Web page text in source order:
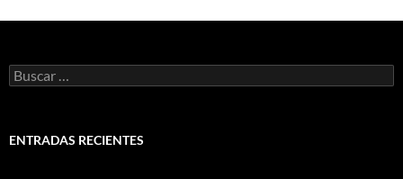
Buscar:
ENTRADAS RECIENTES